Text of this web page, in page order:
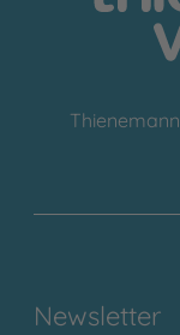
Thienemann
Newsletter